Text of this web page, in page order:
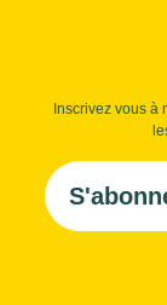
Inscrivez vous à